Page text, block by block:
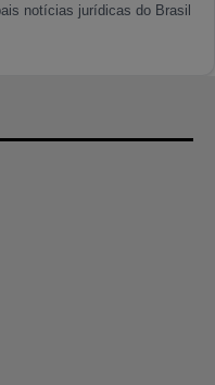
notícias jurídicas do Brasil